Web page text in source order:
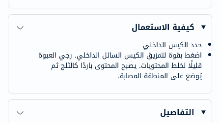
كيفية الاستعمال
حدد الكيس الداخلي
اضغط بقوة لتمزيق الكيس السائل الداخلي. رجي العبوة
قليلًا لخلط المحتويات. يصبح المحتوى باردًا كالثلج ثم
يُوضع على المنطقة المصابة.
التفاصيل